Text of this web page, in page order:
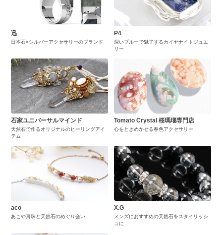
迅
日本石×シルバーアクセサリーのブランド
P4
深いブルーで魅了するカイヤナイトジュエ
リー
石家ユニバーサルマインド
天然石で作るオリジナルのヒーリングアイ
テム
Tomato Crystal 桜瑪瑙専門店
心をときめかせる春色アクセサリー
aco
あこや真珠と天然石のめぐり会い
X.G
メンズにおすすめの天然石をスタイリッシ
ュに